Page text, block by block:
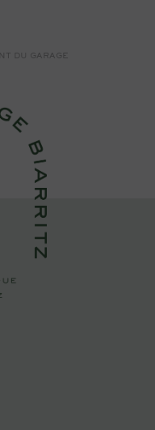
DU GARAGE